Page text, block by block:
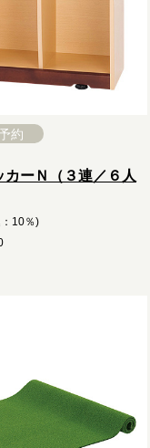
約
ーＮ（３連／６人
10％)